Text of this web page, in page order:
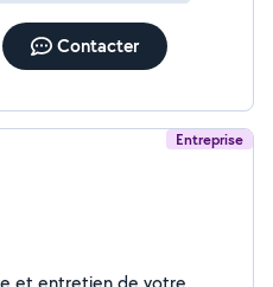
Contacter
Entreprise